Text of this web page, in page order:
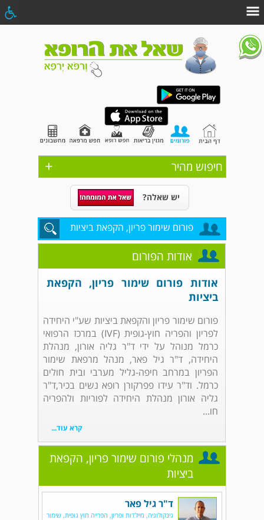
+ חיפוש מהיר
יש שאלה?
פורום שימור פריון, הקפאת ביציות
אודות הפורום
אודות פורום שימור פריון, הקפאת
ביציות
פורום שימור פריון והקפאת ביציות שע"י היחידה
לפריון והפריה חוץ-גופית (IVF) במרכז הרפואי
כרמל מנוהל על ידי ד"ר גליה אורון, מנהלת
היחידה, ד"ר גיל פאר, מנהל מרפאת שימור
הפריון במרחב חיפה-גליל מערבי ובית חולים
כרמל. וד"ר עידו פפרקורן רופא נשים בכיר,ד"ר
גליה אורון מנהלת היחידה לפוריות ולהפריה
חו...
קרא עוד...
מנהלי פורום שימור פריון, הקפאת
ביציות
ד"ר גיל פאר
גינקולוגיה, מיילדות ופריון, הפרייה חוץ גופית, שימור